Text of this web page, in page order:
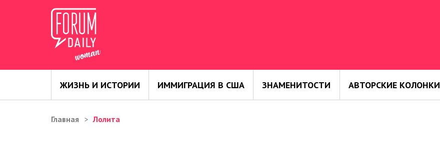
ЖИЗНЬ И ИСТОРИИ ИММИГРАЦИЯ В США ЗНАМЕНИТОСТИ АВТОРСКИЕ КОЛОНКИ
Главная Лолита